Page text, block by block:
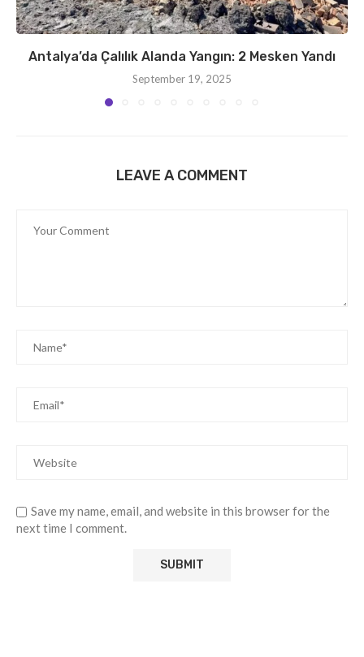
Antalya’da Çalılık Alanda Yangın: 2 Mesken Yandı
September 19, 2025
LEAVE A COMMENT
Save my name, email, and website in this browser for the
next time I comment.